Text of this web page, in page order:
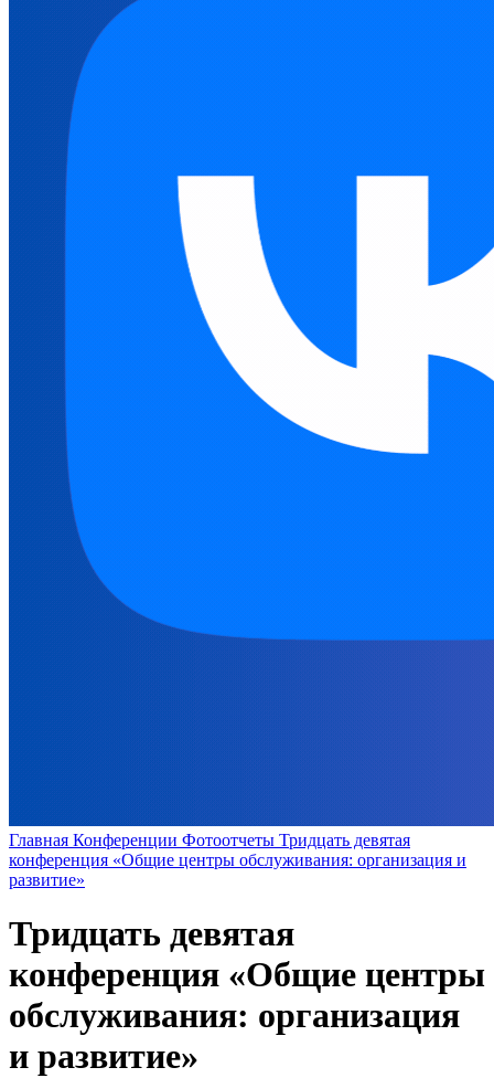
Главная Конференции Фотоотчеты Тридцать девятая
конференция «Общие центры обслуживания: организация и
развитие»
Тридцать девятая
конференция «Общие центры
обслуживания: организация
и развитие»